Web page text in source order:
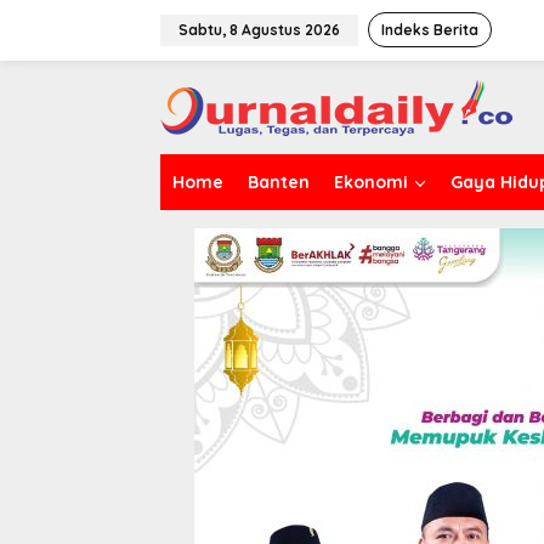
Sabtu, 8 Agustus 2026 Indeks Berita
Home Banten Ekonomi Gaya